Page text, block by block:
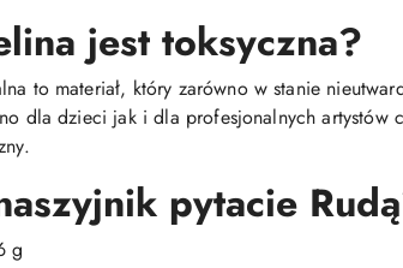
jest toksyczna?
to materiał, który zarówno w stanie
dla dzieci jak i dla profesjonalnych
pytacie
g